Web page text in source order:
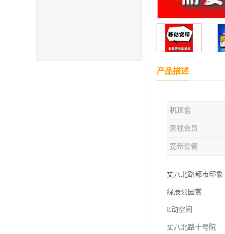
产品描述
机顶盒
影视会员
宽带套餐
丈八北路都市印象
绿辰公园赏
E动空间
丈八北路十号院